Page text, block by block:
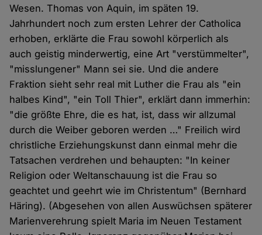
Wesen. Thomas von Aquin, im späten 19.
Jahrhundert noch zum ersten Lehrer der Catholica
erhoben, erklärte die Frau sowohl körperlich als
auch geistig minderwertig, eine Art "verstümmelter",
"misslungener" Mann sei sie. Und die andere
Fraktion sieht sehr real mit Luther die Frau als "ein
halbes Kind", "ein Toll Thier", erklärt dann immerhin:
"die größte Ehre, die es hat, ist, dass wir allzumal
durch die Weiber geboren werden …" Freilich wird
christliche Erziehungskunst dann einmal mehr die
Tatsachen verdrehen und behaupten: "In keiner
Religion oder Weltanschauung ist die Frau so
geachtet und geehrt wie im Christentum" (Bernhard
Häring). (Abgesehen von allen Auswüchsen späterer
Marienverehrung spielt Maria im Neuen Testament